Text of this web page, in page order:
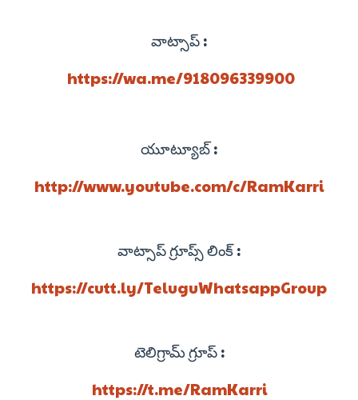
వాట్సాప్ :
https://wa.me/918096339900
యూట్యూబ్ :
http://www.youtube.com/c/RamKarri
వాట్సాప్ గ్రూప్స్ లింక్ :
https://cutt.ly/TeluguWhatsappGroup
టెలిగ్రామ్ గ్రూప్ :
https://t.me/RamKarri